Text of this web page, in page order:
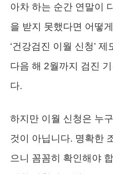
아차 하는 순간 연말이
을 받지 못했다면 어떻
‘건강검진 이월 신청’
다음 해 2월까지 검진
다.
하지만 이월 신청은 누
것이 아닙니다. 명확한
으니 꼼꼼히 확인해야